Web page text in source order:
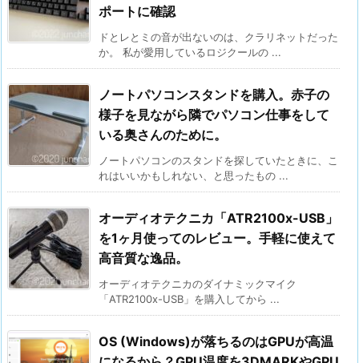
ポートに確認
ドとレとミの音が出ないのは、クラリネットだった
か。 私が愛用しているロジクールの ...
ノートパソコンスタンドを購入。赤子の
様子を見ながら隣でパソコン仕事をして
いる奥さんのために。
ノートパソコンのスタンドを探していたときに、こ
れはいいかもしれない、と思ったもの ...
オーディオテクニカ「ATR2100x-USB」
を1ヶ月使ってのレビュー。手軽に使えて
高音質な逸品。
オーディオテクニカのダイナミックマイク
「ATR2100x-USB」を購入してから ...
OS (Windows)が落ちるのはGPUが高温